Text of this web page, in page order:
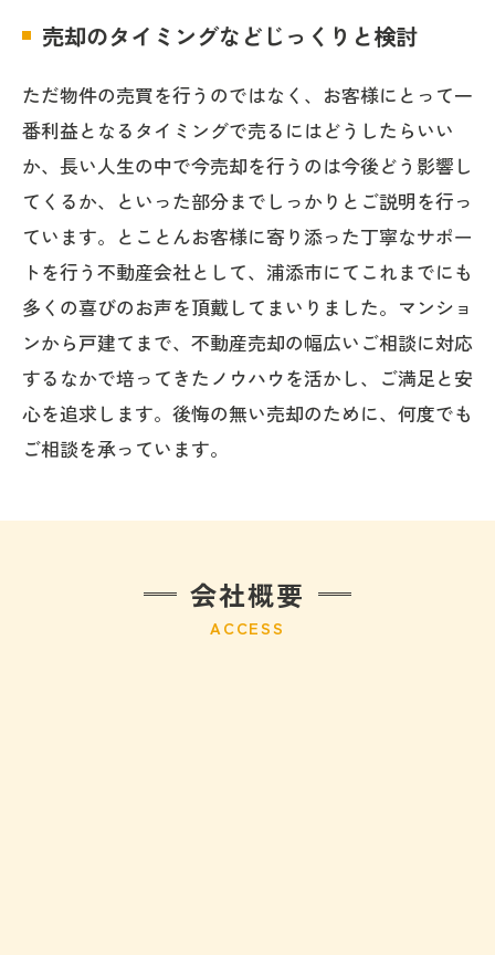
売却のタイミングなどじっくりと検討
ただ物件の売買を行うのではなく、お客様にとって一
番利益となるタイミングで売るにはどうしたらいい
か、長い人生の中で今売却を行うのは今後どう影響し
てくるか、といった部分までしっかりとご説明を行っ
ています。とことんお客様に寄り添った丁寧なサポー
トを行う不動産会社として、浦添市にてこれまでにも
多くの喜びのお声を頂戴してまいりました。マンショ
ンから戸建てまで、不動産売却の幅広いご相談に対応
するなかで培ってきたノウハウを活かし、ご満足と安
心を追求します。後悔の無い売却のために、何度でも
ご相談を承っています。
会社概要
ACCESS